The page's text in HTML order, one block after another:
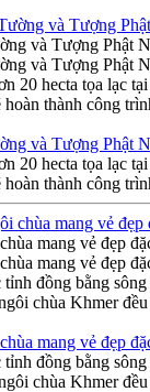
và Tượng Phật
và Tượng Phật
20 hecta tọa lạc
thành công
và Tượng Phật
20 hecta tọa lạc
thành công
mang vẻ đẹp
mang vẻ đẹp
tỉnh đồng bằng
chùa Khmer
mang vẻ đẹp
tỉnh đồng bằng
chùa Khmer